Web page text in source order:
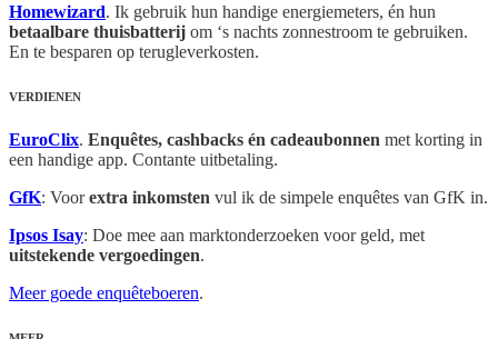
Homewizard. Ik gebruik hun handige energiemeters, én hun
betaalbare thuisbatterij om ‘s nachts zonnestroom te gebruiken.
En te besparen op terugleverkosten.
VERDIENEN
EuroClix. Enquêtes, cashbacks én cadeaubonnen met korting in
een handige app. Contante uitbetaling.
GfK: Voorextra inkomsten vul ik de simpele enquêtes van GfK in.
Ipsos Isay: Doe mee aan marktonderzoeken voor geld, met
uitstekende vergoedingen.
Meer goede enquêteboeren.